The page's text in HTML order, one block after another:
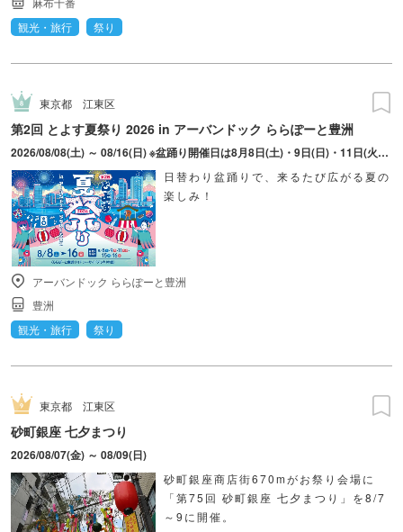
観光・旅行
祭り
東京都 江東区
第2回 とよす夏祭り 2026 in アーバンドック ららぽーと豊洲
2026/08/08(土) ～ 08/16(日) ※盆踊り開催日は8月8日(土)・9日(日)・11日(火・祝)・15日(土)・16日(日)のみ。 ※縁日およびキッチンカーについては期間中の全日程営業予定。 ※開催コンテンツは日によって異なります。
日替わり盆踊りで、来るたび広がる夏の
楽しみ！
アーバンドック ららぽーと豊洲
豊洲
観光・旅行
祭り
東京都 江東区
砂町銀座 七夕まつり
2026/08/07(金) ～ 08/09(日)
砂町銀座商店街670mがお祭り会場に
「第75回 砂町銀座 七夕まつり」を8/7
～9に開催。